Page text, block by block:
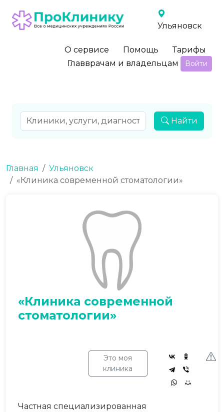
Ульяновск
О сервисе Помощь
Тарифы
Главврачам и владельцам
Войти
Найти
Главная
Ульяновск
«Клиника современной стоматологии»
«Клиника современной
стоматологии»
Это моя
клиника
Частная специализированная